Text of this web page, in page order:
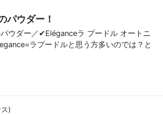
パウダー！
ウダー／✔︎Eléganceラ プードル オートニ
ラプードルと思う方多いのでは？と
)